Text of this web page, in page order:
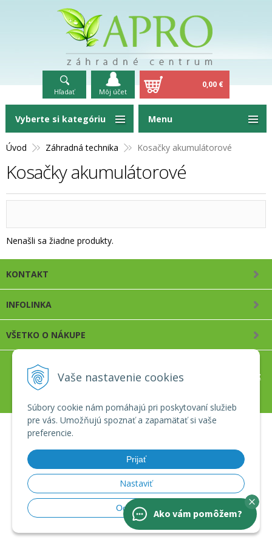
Vaše nastavenie cookies
Súbory cookie nám pomáhajú pri poskytovaní služieb
pre vás. Umožňujú spoznať a zapamätať si vaše
preferencie.
Prijať
Nastaviť
Odmietnuť
Hľadať Môj účet
0,00 €
Úvod Záhradná technika Kosačky akumulátorové
Kosačky akumulátorové
Nenašli sa žiadne produkty.
Vyberte si kategóriu Menu
KONTAKT
INFOLINKA
VŠETKO O NÁKUPE
© 2026 Apro záhradné centrum s.r.o. •tvorba eshopu cez
UNIobchod
Ako vám pomôžem?